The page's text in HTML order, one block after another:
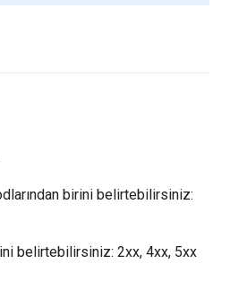
birini belirtebilirsiniz:
belirtebilirsiniz: 2xx, 4xx, 5xx